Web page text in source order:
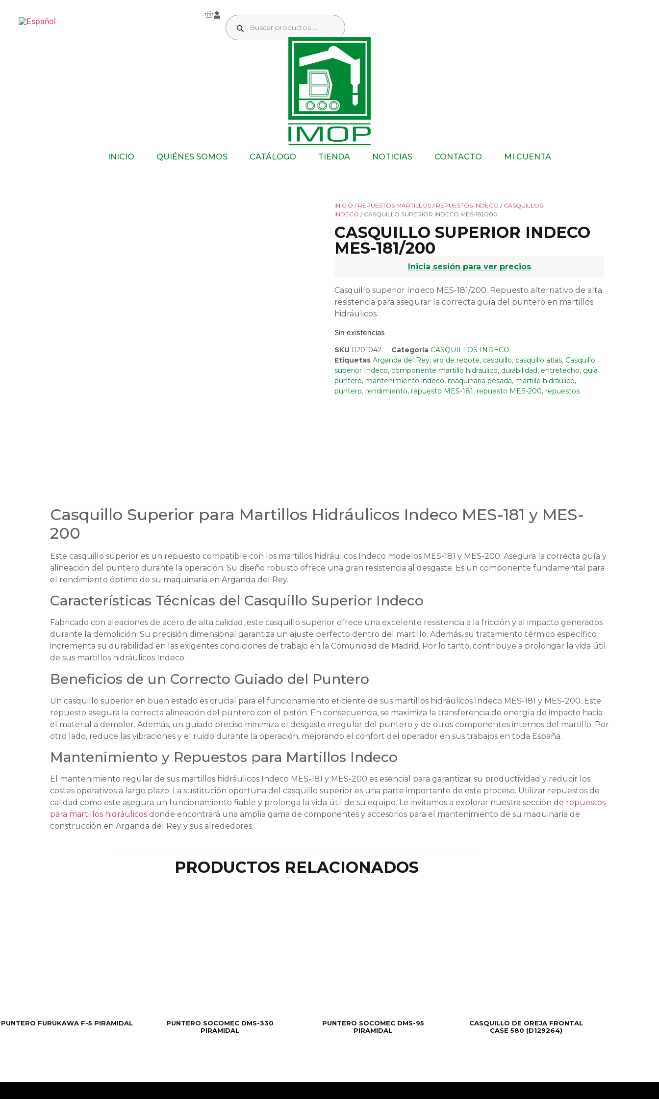
INICIO QUIÉNES SOMOS CATÁLOGO TIENDA NOTICIAS CONTACTO MI CUENTA
INICIO / REPUESTOS MARTILLOS / REPUESTOS INDECO / CASQUILLOS
INDECO / CASQUILLO SUPERIOR INDECO MES-181/200
CASQUILLO SUPERIOR INDECO
MES-181/200
Inicia sesión para ver precios
Casquillo superior Indeco MES-181/200. Repuesto alternativo de alta
resistencia para asegurar la correcta guía del puntero en martillos
hidráulicos.
Sin existencias
SKU 0201042 Categoría CASQUILLOS INDECO
Etiquetas Arganda del Rey, aro de rebote, casquillo, casquillo atlas, Casquillo
superior Indeco, componente martillo hidráulico, durabilidad, entretecho, guía
puntero, mantenimiento indeco, maquinaria pesada, martillo hidráulico,
puntero, rendimiento, repuesto MES-181, repuesto MES-200, repuestos
Casquillo Superior para Martillos Hidráulicos Indeco MES-181 y MES-
200
Este casquillo superior es un repuesto compatible con los martillos hidráulicos Indeco modelos MES-181 y MES-200. Asegura la correcta guía y
alineación del puntero durante la operación. Su diseño robusto ofrece una gran resistencia al desgaste. Es un componente fundamental para
el rendimiento óptimo de su maquinaria en Arganda del Rey.
Características Técnicas del Casquillo Superior Indeco
Fabricado con aleaciones de acero de alta calidad, este casquillo superior ofrece una excelente resistencia a la fricción y al impacto generados
durante la demolición. Su precisión dimensional garantiza un ajuste perfecto dentro del martillo. Además, su tratamiento térmico específico
incrementa su durabilidad en las exigentes condiciones de trabajo en la Comunidad de Madrid. Por lo tanto, contribuye a prolongar la vida útil
de sus martillos hidráulicos Indeco.
Beneficios de un Correcto Guiado del Puntero
Un casquillo superior en buen estado es crucial para el funcionamiento eficiente de sus martillos hidráulicos Indeco MES-181 y MES-200. Este
repuesto asegura la correcta alineación del puntero con el pistón. En consecuencia, se maximiza la transferencia de energía de impacto hacia
el material a demoler. Además, un guiado preciso minimiza el desgaste irregular del puntero y de otros componentes internos del martillo. Por
otro lado, reduce las vibraciones y el ruido durante la operación, mejorando el confort del operador en sus trabajos en toda España.
Mantenimiento y Repuestos para Martillos Indeco
El mantenimiento regular de sus martillos hidráulicos Indeco MES-181 y MES-200 es esencial para garantizar su productividad y reducir los
costes operativos a largo plazo. La sustitución oportuna del casquillo superior es una parte importante de este proceso. Utilizar repuestos de
calidad como este asegura un funcionamiento fiable y prolonga la vida útil de su equipo. Le invitamos a explorar nuestra sección de repuestos
para martillos hidráulicos donde encontrará una amplia gama de componentes y accesorios para el mantenimiento de su maquinaria de
construcción en Arganda del Rey y sus alrededores.
PRODUCTOS RELACIONADOS
PUNTERO FURUKAWA F-5 PIRAMIDAL
PUNTERO SOCOMEC DMS-330
PIRAMIDAL
PUNTERO SOCOMEC DMS-95
PIRAMIDAL
CASQUILLO DE OREJA FRONTAL
CASE 580 (D129264)